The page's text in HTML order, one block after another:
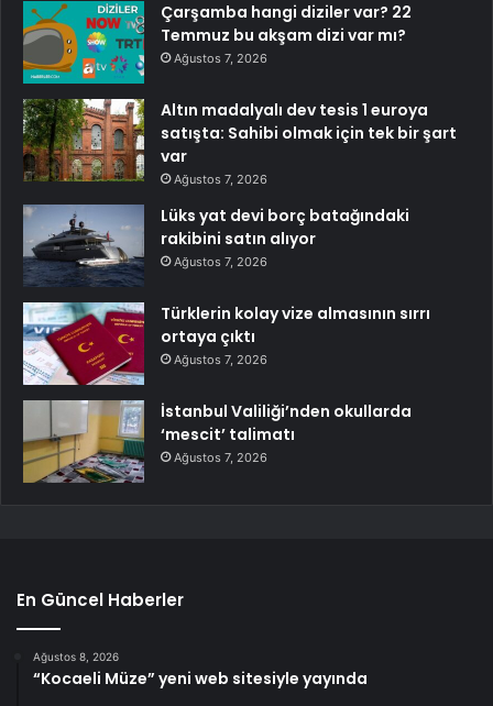
Çarşamba hangi diziler var? 22
Temmuz bu akşam dizi var mı?
Ağustos 7, 2026
Altın madalyalı dev tesis 1 euroya
satışta: Sahibi olmak için tek bir şart
var
Ağustos 7, 2026
Lüks yat devi borç batağındaki
rakibini satın alıyor
Ağustos 7, 2026
Türklerin kolay vize almasının sırrı
ortaya çıktı
Ağustos 7, 2026
İstanbul Valiliği’nden okullarda
‘mescit’ talimatı
Ağustos 7, 2026
En Güncel Haberler
Ağustos 8, 2026
“Kocaeli Müze” yeni web sitesiyle yayında